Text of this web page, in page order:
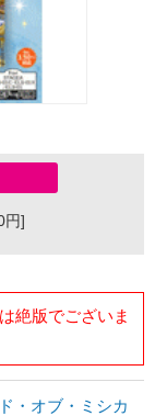
]
絶版でございま
・オブ・ミシカ